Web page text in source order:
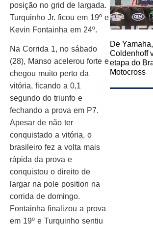
posição no grid de largada.
Turquinho Jr. ficou em 19º e
Kevin Fontainha em 24º.
Na Corrida 1, no sábado
(28), Manso acelerou forte e
chegou muito perto da
vitória, ficando a 0,1
segundo do triunfo e
fechando a prova em P7.
Apesar de não ter
conquistado a vitória, o
brasileiro fez a volta mais
rápida da prova e
conquistou o direito de
largar na pole position na
corrida de domingo.
Fontainha finalizou a prova
em 19º e Turquinho sentiu
De
Coldenhoff
etapa do
Motocross